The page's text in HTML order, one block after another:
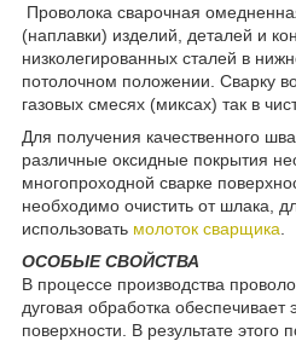
Проволока сварочная
(наплавки) изделий, деталей и
низколегированных сталей в
потолочном положении. Сварку
газовых смесях (миксах) так в
Для получения качественного
различные оксидные покрытия
многопроходной сварке
необходимо очистить от шлака,
использовать молоток сварщика
ОСОБЫЕ СВОЙСТВА
В процессе производства
дуговая обработка
поверхности. В результате этого